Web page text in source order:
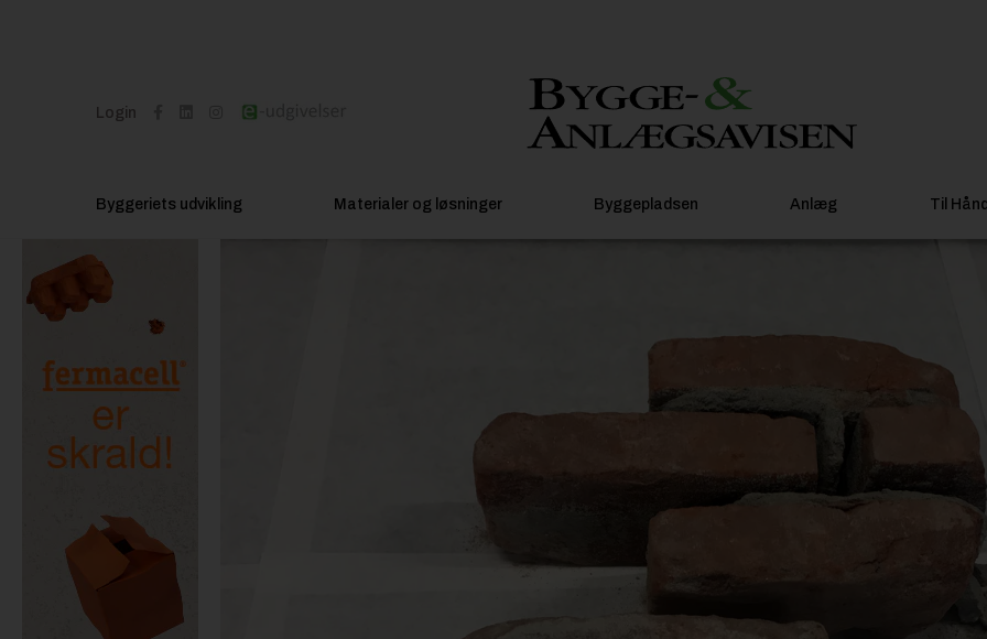
Login
Byggeriets udvikling Materialer og løsninger Byggepladsen Anlæg Til